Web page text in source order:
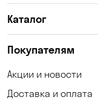
Киев
Княжичи
Котовка
Каталог
Покупателям
Акции и новости
Доставка и оплата